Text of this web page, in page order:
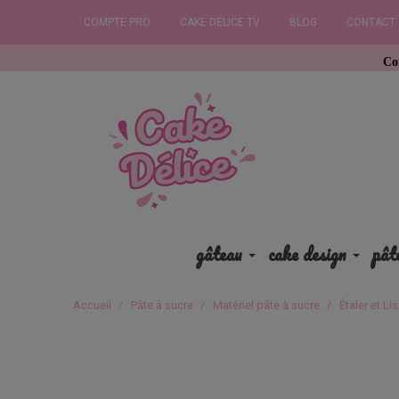
COMPTE PRO CAKE DELICE TV BLOG CONTACT
gâteau cake design
Accueil Pâte à sucre Matériel pâte à sucre Étaler et